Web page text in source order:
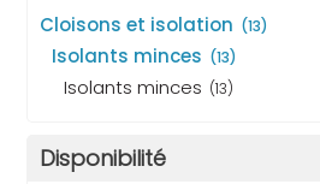
cloisons et isolation (13)
isolants minces (13)
isolants minces (13)
Disponibilité